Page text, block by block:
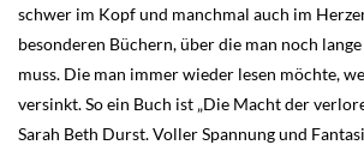
schwer im Kopf und manchmal auch im
besonderen Büchern, über die man noch
muss. Die man immer wieder lesen möchte,
versinkt. So ein Buch ist „Die Macht der
Sarah Beth Durst. Voller Spannung und